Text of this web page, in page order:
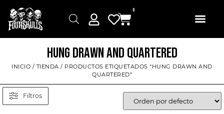
0
HUNG DRAWN AND QUARTERED
INICIO / TIENDA / PRODUCTOS ETIQUETADOS “HUNG DRAWN AND
QUARTERED”
Filtros